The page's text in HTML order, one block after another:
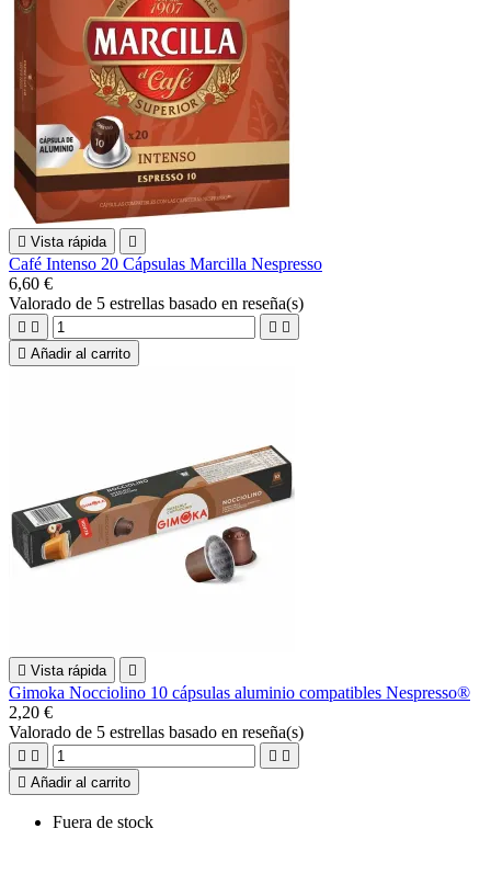
 Vista rápida 
Café Intenso 20 Cápsulas Marcilla Nespresso
6,60 €
Valorado de 5 estrellas basado en reseña(s)
   
 Añadir al carrito
 Vista rápida 
Gimoka Nocciolino 10 cápsulas aluminio compatibles Nespresso®
2,20 €
Valorado de 5 estrellas basado en reseña(s)
   
 Añadir al carrito
Fuera de stock